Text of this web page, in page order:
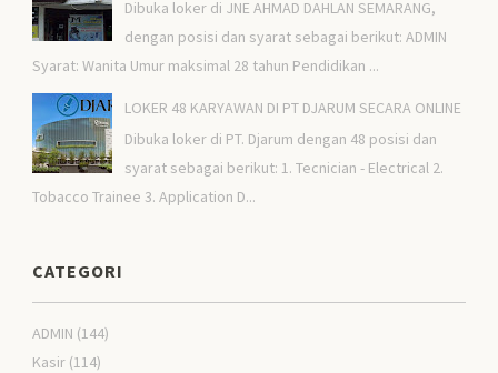
Dibuka loker di JNE AHMAD DAHLAN SEMARANG,
dengan posisi dan syarat sebagai berikut: ADMIN
Syarat: Wanita Umur maksimal 28 tahun Pendidikan ...
LOKER 48 KARYAWAN DI PT DJARUM SECARA ONLINE
Dibuka loker di PT. Djarum dengan 48 posisi dan
syarat sebagai berikut: 1. Tecnician - Electrical 2.
Tobacco Trainee 3. Application D...
CATEGORI
ADMIN (144)
Kasir (114)